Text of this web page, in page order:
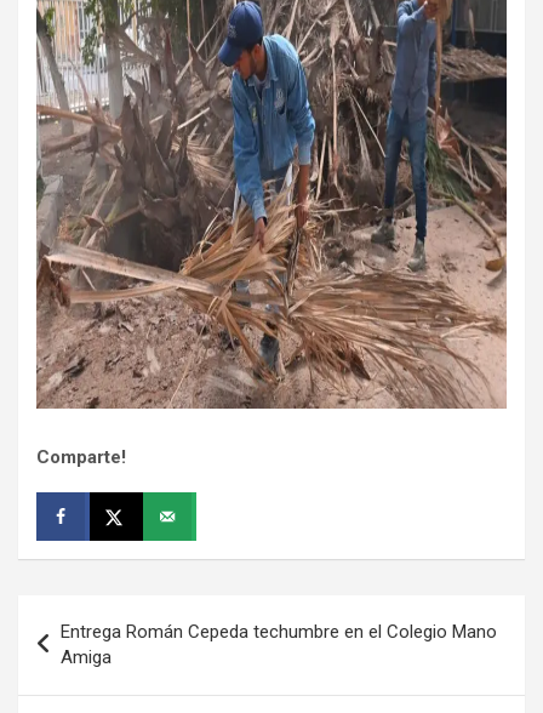
Comparte!
de
entradas
Entrega Román Cepeda techumbre en el Colegio Mano
Amiga